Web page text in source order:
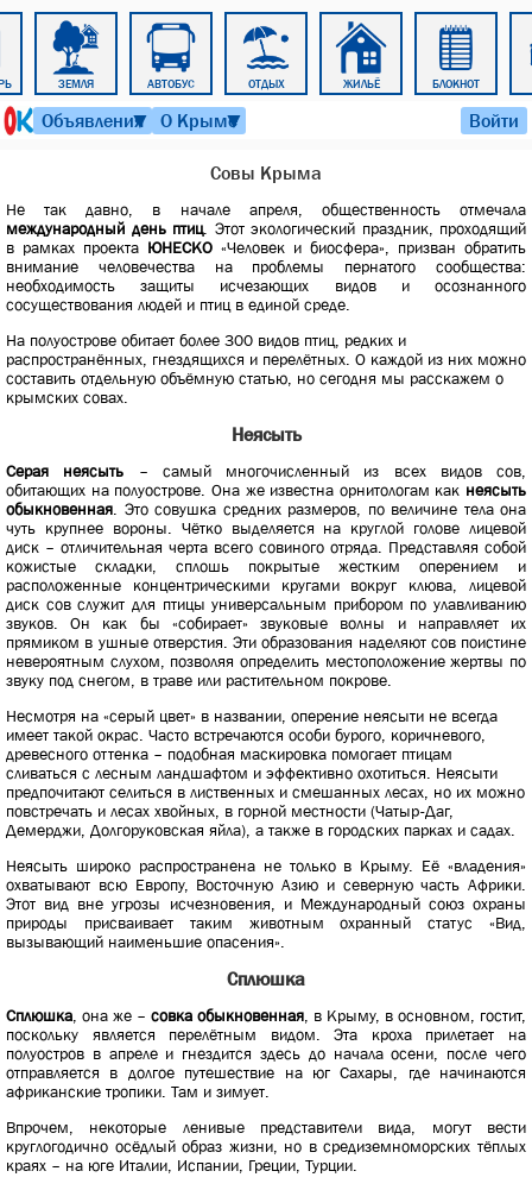
ЗЕМЛЯ АВТОБУС ОТДЫХ ЖИЛЬЁ БЛОКНОТ
Объявления
▼ О Крыме
▼ Войти
Совы Крыма
Не так давно, в начале апреля, общественность отмечала
международный день птиц. Этот экологический праздник, проходящий
в рамках проекта ЮНЕСКО «Человек и биосфера», призван обратить
внимание человечества на проблемы пернатого сообщества:
необходимость защиты исчезающих видов и осознанного
сосуществования людей и птиц в единой среде.
На полуострове обитает более 300 видов птиц, редких и
распространённых, гнездящихся и перелётных. О каждой из них можно
составить отдельную объёмную статью, но сегодня мы расскажем о
крымских совах.
Неясыть
Серая неясыть – самый многочисленный из всех видов сов,
обитающих на полуострове. Она же известна орнитологам как неясыть
обыкновенная . Это совушка средних размеров, по величине тела она
чуть крупнее вороны. Чётко выделяется на круглой голове лицевой
диск – отличительная черта всего совиного отряда. Представляя собой
кожистые складки, сплошь покрытые жестким оперением и
расположенные концентрическими кругами вокруг клюва, лицевой
диск сов служит для птицы универсальным прибором по улавливанию
звуков. Он как бы «собирает» звуковые волны и направляет их
прямиком в ушные отверстия. Эти образования наделяют сов поистине
невероятным слухом, позволяя определить местоположение жертвы по
звуку под снегом, в траве или растительном покрове.
Несмотря на «серый цвет» в названии, оперение неясыти не всегда
имеет такой окрас. Часто встречаются особи бурого, коричневого,
древесного оттенка – подобная маскировка помогает птицам
сливаться с лесным ландшафтом и эффективно охотиться. Неясыти
предпочитают селиться в лиственных и смешанных лесах, но их можно
повстречать и лесах хвойных, в горной местности (Чатыр-Даг,
Демерджи, Долгоруковская яйла), а также в городских парках и садах.
Неясыть широко распространена не только в Крыму. Её «владения»
охватывают всю Европу, Восточную Азию и северную часть Африки.
Этот вид вне угрозы исчезновения, и Международный союз охраны
природы присваивает таким животным охранный статус «Вид,
вызывающий наименьшие опасения».
Сплюшка
Сплюшка , она же – совка обыкновенная , в Крыму, в основном, гостит,
поскольку является перелётным видом. Эта кроха прилетает на
полуостров в апреле и гнездится здесь до начала осени, после чего
отправляется в долгое путешествие на юг Сахары, где начинаются
африканские тропики. Там и зимует.
Впрочем, некоторые ленивые представители вида, могут вести
круглогодично осёдлый образ жизни, но в средиземноморских тёплых
краях – на юге Италии, Испании, Греции, Турции.